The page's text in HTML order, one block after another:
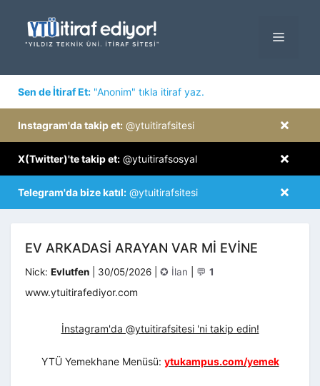
MENÜ
Sen de İtiraf Et: "Anonim" tıkla itiraf yaz.
×
Instagram'da takip et: @ytuitirafsitesi
×
X(Twitter)'te takip et: @ytuitirafsosyal
×
Telegram'da bize katıl: @ytuitirafsitesi
EV ARKADASI ARAYAN VAR MI EVINE
Nick: Evlutfen 30/05/2026 Kategoriler
✪ İlan 💬 1
www.ytuitirafediyor.com
İnstagram'da @ytuitirafsitesi 'ni takip edin!
YTÜ Yemekhane Menüsü: ytukampus.com/yemek